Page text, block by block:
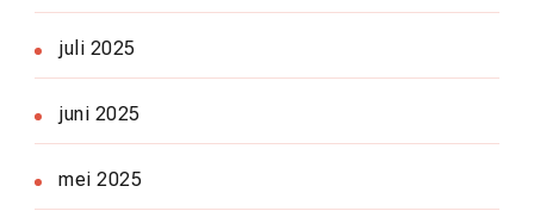
juli 2025
juni 2025
mei 2025